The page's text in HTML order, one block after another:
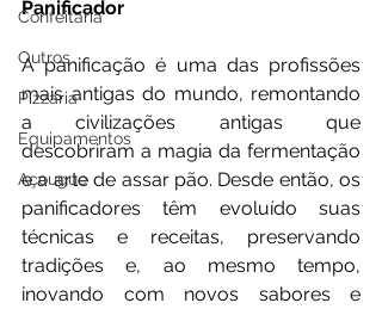
Confeitaria
Outros
Pizzaria
Equipamentos
Açougue
Panificador
A panificação é uma das profissões
mais antigas do mundo, remontando
a civilizações antigas que
descobriram a magia da fermentação
e a arte de assar pão. Desde então, os
panificadores têm evoluído suas
técnicas e receitas, preservando
tradições e, ao mesmo tempo,
inovando com novos sabores e